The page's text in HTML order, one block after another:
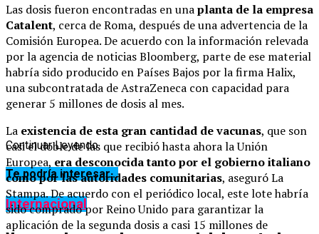
Las dosis fueron encontradas en unaplanta de la empresa
Catalent, cerca de Roma, después de una advertencia de la
Comisión Europea. De acuerdo con la información relevada
por la agencia de noticias Bloomberg, parte de ese material
habría sido producido en Países Bajos por la firma Halix,
una subcontratada de AstraZeneca con capacidad para
generar 5 millones de dosis al mes.
La existencia de esta gran cantidad de vacunas, que son
casi el doble de las que recibió hasta ahora la Unión
Europea, era desconocida tanto por el gobierno italiano
como por las autoridades comunitarias, aseguró La
Stampa. De acuerdo con el periódico local, este lote habría
sido comprado por Reino Unido para garantizar la
aplicación de la segunda dosis a casi 15 millones de
Continuar Leyendo
Te podría interesar...
Internacional